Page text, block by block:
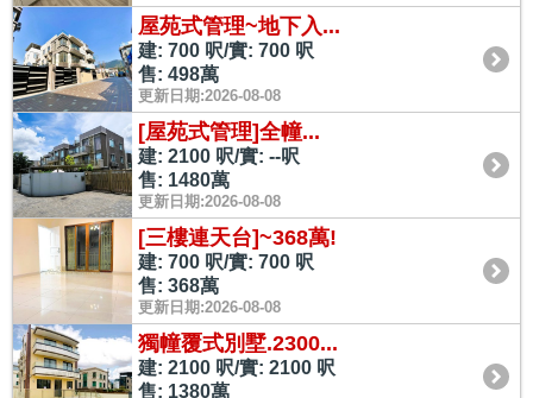
屋苑式管理~地下入...
建: 700 呎/實: 700 呎
售: 498萬
更新日期:2026-08-08
[屋苑式管理]全幢...
建: 2100 呎/實: --呎
售: 1480萬
更新日期:2026-08-08
[三樓連天台]~368萬!
建: 700 呎/實: 700 呎
售: 368萬
更新日期:2026-08-08
獨幢覆式別墅.2300...
建: 2100 呎/實: 2100 呎
售: 1380萬